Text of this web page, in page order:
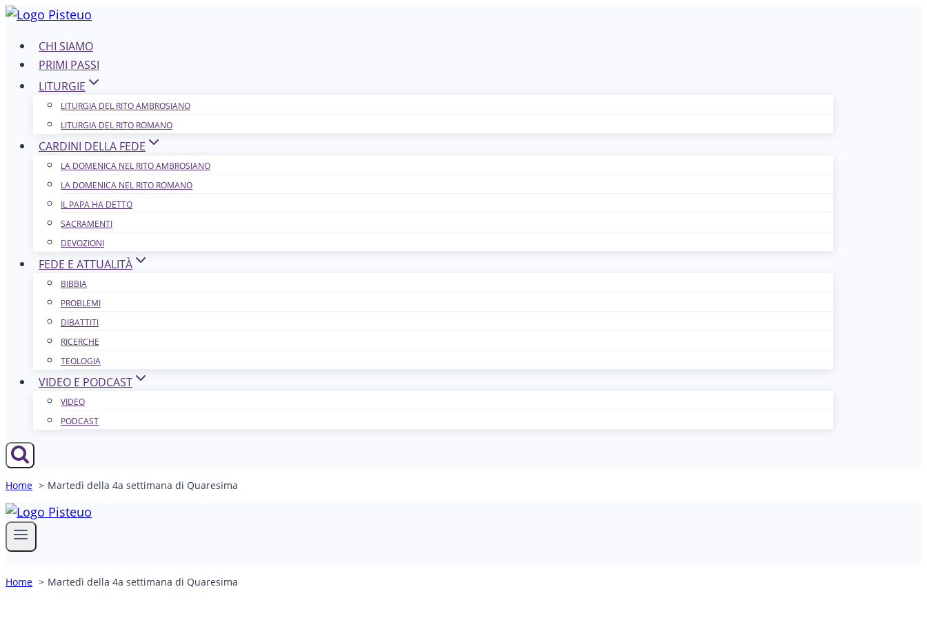
Salta
contenutoCHI SIAMO
PRIMI PASSI
LITURGIE
LITURGIA DEL RITO AMBROSIANO
LITURGIA DEL RITO ROMANO
CARDINI DELLA FEDE
LA DOMENICA NEL R​​​​​​ITO AMBROSIANO
LA DOMENICA NEL RITO ROMANO
IL PAPA HA DETTO
SACRAMENTI
DEVOZIONI
FEDE E ATTUALITÀ
BIBBIA
PROBLEMI
DIBATTITI
RICERCHE
TEOLOGIA
VIDEO E PODCAST
VIDEO
PODCAST
Home Martedì della 4a settimana di Quaresima
Home Martedì della 4a settimana di Quaresima